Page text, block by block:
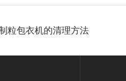
粒包衣机的清理方法